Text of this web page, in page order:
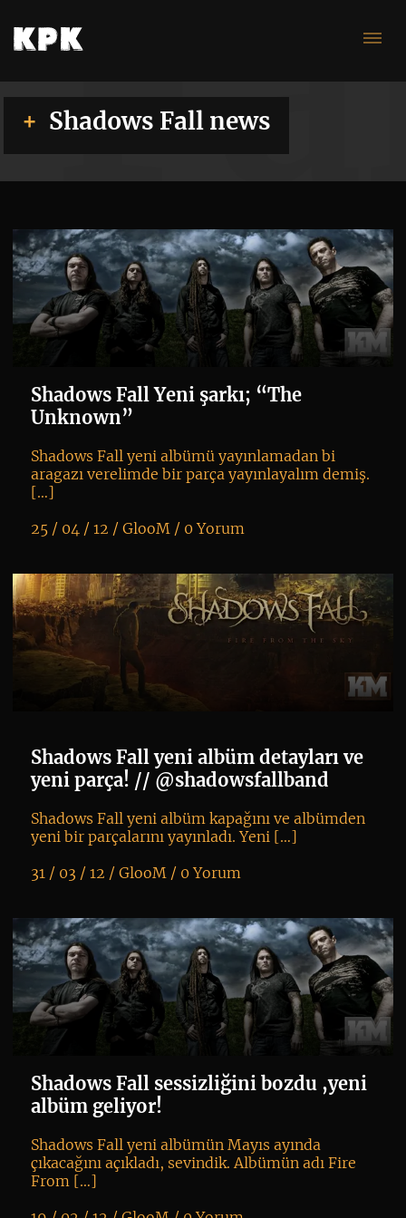
Shadows Fall news
Shadows Fall Yeni şarkı; “The
Unknown”
Shadows Fall yeni albümü yayınlamadan bi
aragazı verelimde bir parça yayınlayalım demiş.
[…]
25 / 04 / 12 / GlooM/ 0 Yorum
Shadows Fall yeni albüm detayları ve
yeni parça! // @shadowsfallband
Shadows Fall yeni albüm kapağını ve albümden
yeni bir parçalarını yayınladı. Yeni […]
31 / 03 / 12 / GlooM/ 0 Yorum
Shadows Fall sessizliğini bozdu ,yeni
albüm geliyor!
Shadows Fall yeni albümün Mayıs ayında
çıkacağını açıkladı, sevindik. Albümün adı Fire
From […]